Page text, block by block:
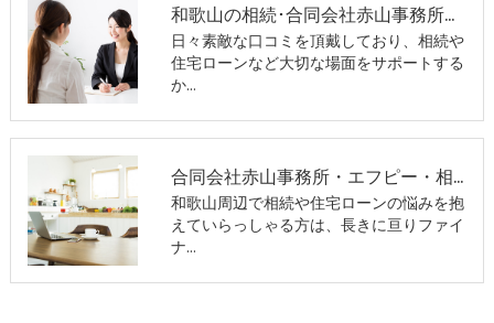
和歌山の相続･合同会社赤山事務所・FP・相続・不動産の口コミ情報
日々素敵な口コミを頂戴しており、相続や
住宅ローンなど大切な場面をサポートする
か…
合同会社赤山事務所・エフピー・相続・不動産
和歌山周辺で相続や住宅ローンの悩みを抱
えていらっしゃる方は、長きに亘りファイ
ナ…